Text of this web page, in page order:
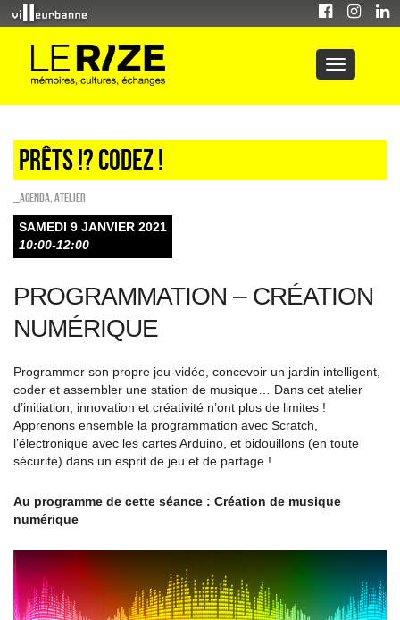
Prêts !? Codez !
_Agenda Atelier
SAMEDI 9 JANVIER 2021
10:00-12:00
PROGRAMMATION – CRÉATION
NUMÉRIQUE
Programmer son propre jeu-vidéo, concevoir un jardin intelligent,
coder et assembler une station de musique… Dans cet atelier
d’initiation, innovation et créativité n’ont plus de limites !
Apprenons ensemble la programmation avec Scratch,
l’électronique avec les cartes Arduino, et bidouillons (en toute
sécurité) dans un esprit de jeu et de partage !
Au programme de cette séance : Création de musique
numérique